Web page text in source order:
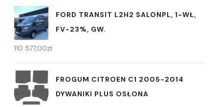
FORD TRANSIT L2H2 SALONPL, 1-WŁ,
FV-23%, GW.
110 577,00zł
FROGUM CITROEN C1 2005-2014
DYWANIKI PLUS OSŁONA